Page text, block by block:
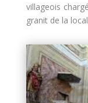
villageois
granit de la